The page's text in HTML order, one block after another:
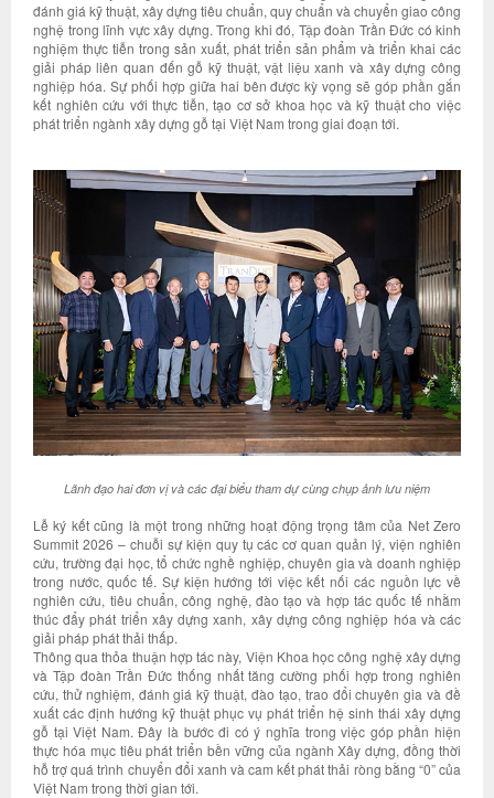
đánh giá kỹ thuật, xây dựng tiêu chuẩn, quy chuẩn và chuyển giao công
nghệ trong lĩnh vực xây dựng. Trong khi đó, Tập đoàn Trần Đức có kinh
nghiệm thực tiễn trong sản xuất, phát triển sản phẩm và triển khai các
giải pháp liên quan đến gỗ kỹ thuật, vật liệu xanh và xây dựng công
nghiệp hóa. Sự phối hợp giữa hai bên được kỳ vọng sẽ góp phần gắn
kết nghiên cứu với thực tiễn, tạo cơ sở khoa học và kỹ thuật cho việc
phát triển ngành xây dựng gỗ tại Việt Nam trong giai đoạn tới.
Lãnh đạo hai đơn vị và các đại biểu tham dự cùng chụp ảnh lưu niệm
Lễ ký kết cũng là một trong những hoạt động trọng tâm của Net Zero
Summit 2026 – chuỗi sự kiện quy tụ các cơ quan quản lý, viện nghiên
cứu, trường đại học, tổ chức nghề nghiệp, chuyên gia và doanh nghiệp
trong nước, quốc tế. Sự kiện hướng tới việc kết nối các nguồn lực về
nghiên cứu, tiêu chuẩn, công nghệ, đào tạo và hợp tác quốc tế nhằm
thúc đẩy phát triển xây dựng xanh, xây dựng công nghiệp hóa và các
giải pháp phát thải thấp.
Thông qua thỏa thuận hợp tác này, Viện Khoa học công nghệ xây dựng
và Tập đoàn Trần Đức thống nhất tăng cường phối hợp trong nghiên
cứu, thử nghiệm, đánh giá kỹ thuật, đào tạo, trao đổi chuyên gia và đề
xuất các định hướng kỹ thuật phục vụ phát triển hệ sinh thái xây dựng
gỗ tại Việt Nam. Đây là bước đi có ý nghĩa trong việc góp phần hiện
thực hóa mục tiêu phát triển bền vững của ngành Xây dựng, đồng thời
hỗ trợ quá trình chuyển đổi xanh và cam kết phát thải ròng bằng “0” của
Việt Nam trong thời gian tới.